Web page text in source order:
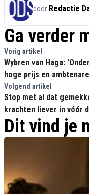
door Redactie
Ga verder
Vorig artikel
Wybren van Haga:
hoge prijs en
Volgend artikel
Stop met al dat
krachten liever in vóór
Dit vind je